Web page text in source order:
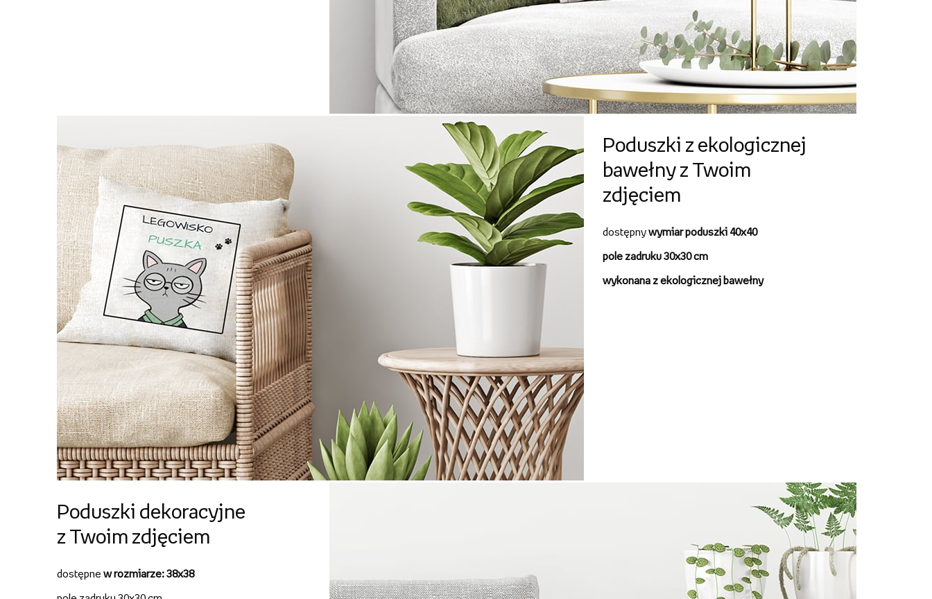
Poduszki z ekologicznej
bawełny z Twoim
zdjęciem
dostępnywymiar poduszki 40x40
pole zadruku 30x30 cm
wykonana z ekologicznej bawełny
Poduszki dekoracyjne
z Twoim zdjęciem
dostępne w rozmiarze: 38x38